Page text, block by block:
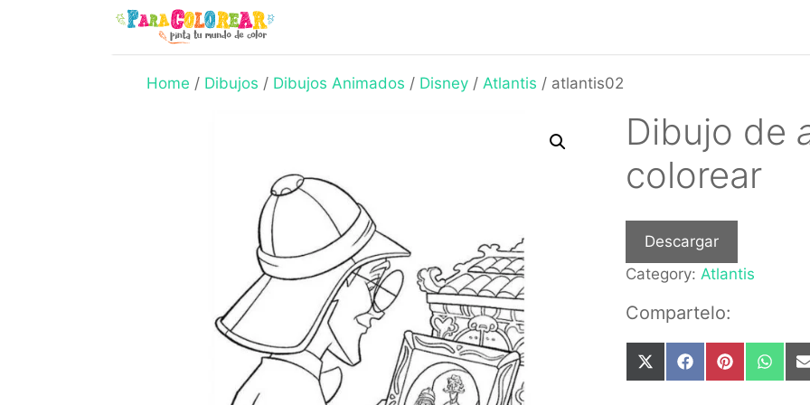
Home / Dibujos / Dibujos Animados / Disney / Atlantis / atlantis02
Dibujo de
colorear
Descargar
Category: Atlantis
Compartelo:
Share
on
Share
on
Share
on
Share
on